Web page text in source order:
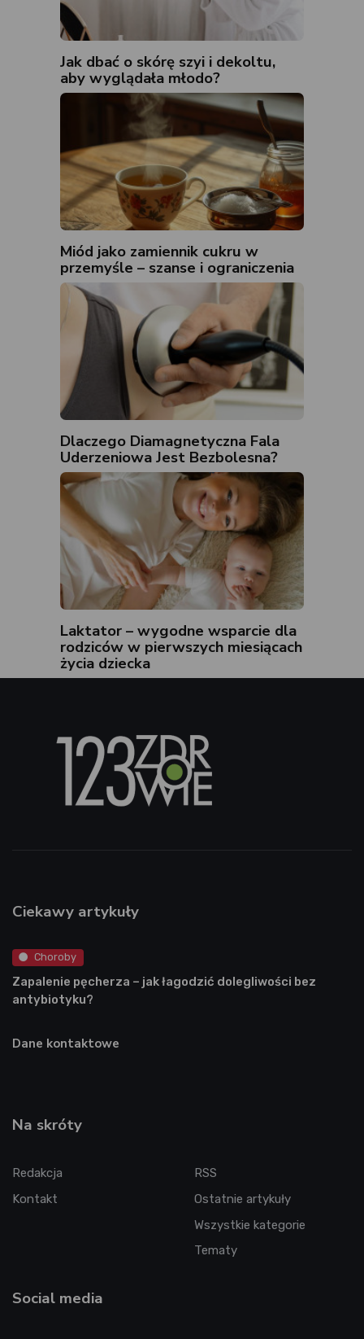
Jak dbać o skórę szyi i dekoltu,
aby wyglądała młodo?
Miód jako zamiennik cukru w
przemyśle – szanse i ograniczenia
Dlaczego Diamagnetyczna Fala
Uderzeniowa Jest Bezbolesna?
Laktator – wygodne wsparcie dla
rodziców w pierwszych miesiącach
życia dziecka
Ciekawy artykuły
Choroby
Zapalenie pęcherza – jak łagodzić dolegliwości bez
antybiotyku?
Dane kontaktowe
Na skróty
Redakcja
Kontakt
RSS
Ostatnie artykuły
Wszystkie kategorie
Tematy
Social media